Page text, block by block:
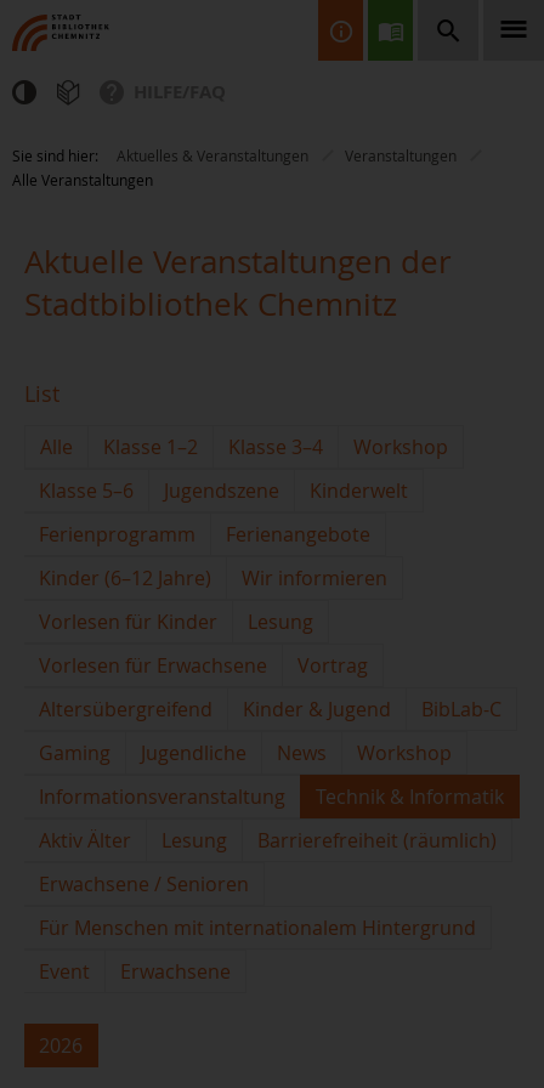
Finden Sie Informationen, Bücher, CDs & DVDs, Spiele, BluRays,
Zeitschriften und vieles mehr...
Sie sind hier: Aktuelles & Veranstaltungen
Veranstaltungen
Alle Veranstaltungen
Aktuelle Veranstaltungen der
Stadtbibliothek Chemnitz
List
Alle Klasse 1–2 Klasse 3–4
Workshop
Klasse 5–6
Jugendszene
Kinderwelt
Ferienprogramm
Ferienangebote
Kinder (6–12 Jahre)
Wir informieren
Vorlesen für Kinder
Lesung
Vorlesen für Erwachsene
Vortrag
Altersübergreifend
Kinder & Jugend
BibLab-C
Gaming
Jugendliche News
Workshop
Informationsveranstaltung
Technik & Informatik
Aktiv Älter
Lesung
Barrierefreiheit (räumlich)
Erwachsene / Senioren
Für Menschen mit internationalem Hintergrund
Event
Erwachsene
2026